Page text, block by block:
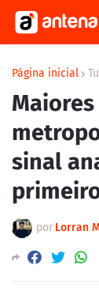
Página inicial
sinal
por Lorran